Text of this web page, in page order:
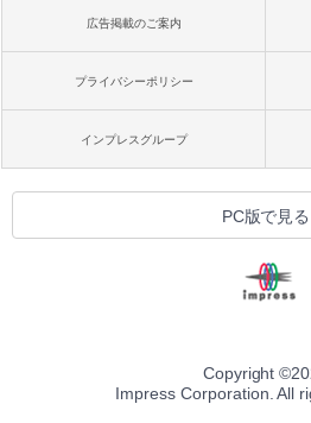
広告掲載のご案内
プライバシーポリシー
インプレスグループ
PC版で見る
Copyright ©
Impress Corporation. All